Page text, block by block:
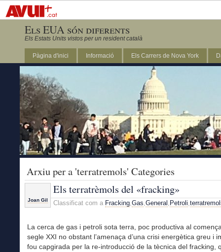
Els EUA són diferents
Els Estats Units vistos per un resident català
Pàgina d'inici Informació Els Carrers de Nova York
Arxiu per a 'terratremols' Categories
Joan Gil
Els terratrèmols del «fracking»
Classificat com a Fracking,Gas,General , Petroli,
La cerca de gas i petroli sota terra, poc productiva al
segle XXI no obstant l’amenaça d’una crisi energètica greu i
fou capgirada per la re-introducció de la tècnica del fracking,